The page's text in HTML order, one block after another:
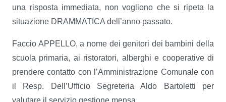
una risposta immediata, non vogliono che si ripeta la
situazione DRAMMATICA dell’anno passato.
Faccio APPELLO, a nome dei genitori dei bambini della
scuola primaria, ai ristoratori, alberghi e cooperative di
prendere contatto con l’Amministrazione Comunale con
il Resp. Dell’Ufficio Segreteria Aldo Bartoletti per
valutare il servizio gestione mensa.